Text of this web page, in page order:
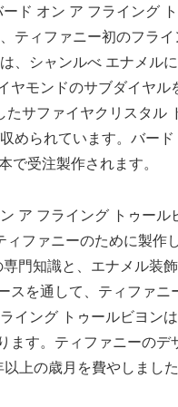
ド オン ア フライング
ティファニー初のフラ
、シャンルべ エナメル
モンドのサブダイヤル
サファイヤクリスタル
められています。バード
で受注製作されます。
ア フライング トゥール
ファニーのために製作
門知識と、エナメル装
スを通して、ティファニ
イング トゥールビヨン
す。ティファニーのデ
上の歳月を費やしました